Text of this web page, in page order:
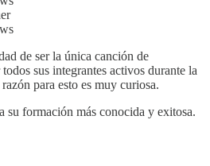
de ser la única canción de
sus integrantes activos durante la
para esto es muy curiosa.
su formación más conocida y exitosa.